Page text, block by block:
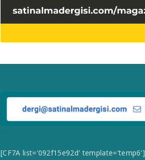
[CF7A list='092f15e92d' template='temp6']